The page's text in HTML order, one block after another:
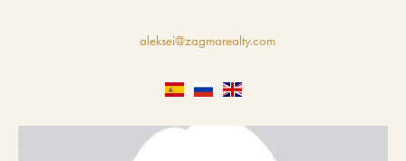
aleksei@zagmarealty.com